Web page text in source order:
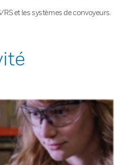
et les systèmes de convoyeurs.